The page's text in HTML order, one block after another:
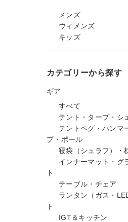
メンズ
ウィメンズ
キッズ
カテゴリーから探す
ギア
すべて
テント・タープ・シ
テントペグ・ハンマ
プ・ポール
寝袋（シュラフ）・
インナーマット・グ
ト
テーブル・チェア
ランタン（ガス・
ト
IGT＆キッチン